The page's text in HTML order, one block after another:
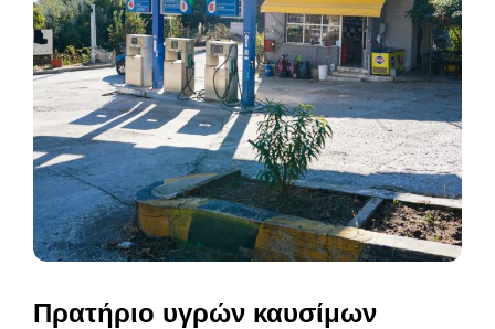
Πρατήριο υγρών καυσίμων